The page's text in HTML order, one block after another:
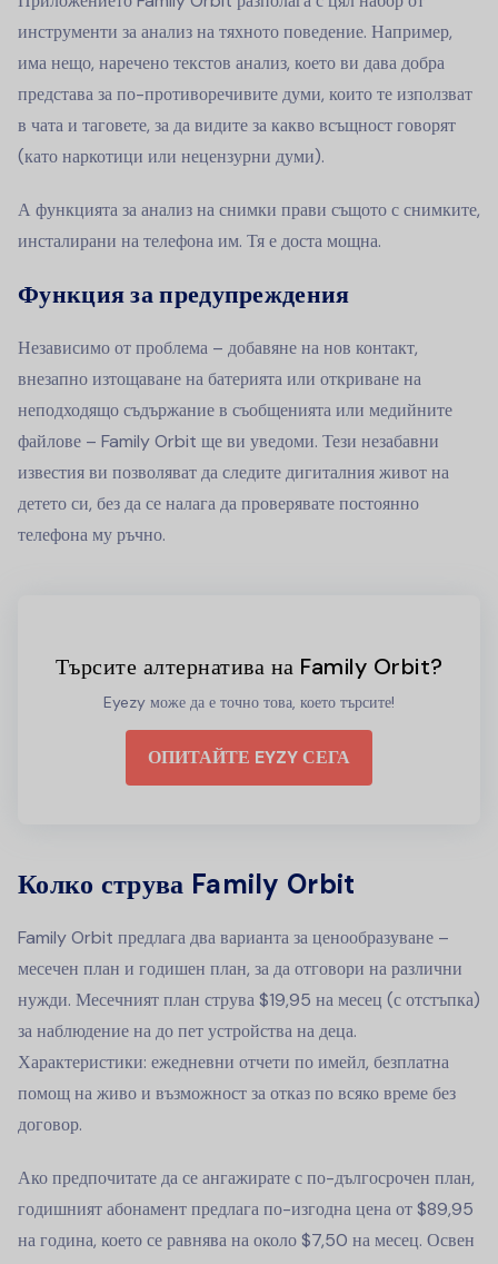
инструменти за анализ на тяхното поведение. Например,
има нещо, наречено текстов анализ, което ви дава добра
представа за по-противоречивите думи, които те използват
в чата и таговете, за да видите за какво всъщност говорят
(като наркотици или нецензурни думи).
А функцията за анализ на снимки прави същото с снимките,
инсталирани на телефона им. Тя е доста мощна.
Функция за предупреждения
Независимо от проблема – добавяне на нов контакт,
внезапно изтощаване на батерията или откриване на
неподходящо съдържание в съобщенията или медийните
файлове – Family Orbit ще ви уведоми. Тези незабавни
известия ви позволяват да следите дигиталния живот на
детето си, без да се налага да проверявате постоянно
телефона му ръчно.
Търсите алтернатива на Family Orbit?
Eyezy може да е точно това, което търсите!
ОПИТАЙТЕ EYZY СЕГА
Колко струва Family Orbit
Family Orbit предлага два варианта за ценообразуване –
месечен план и годишен план, за да отговори на различни
нужди. Месечният план струва $19,95 на месец (с отстъпка)
за наблюдение на до пет устройства на деца.
Характеристики: ежедневни отчети по имейл, безплатна
помощ на живо и възможност за отказ по всяко време без
договор.
Ако предпочитате да се ангажирате с по-дългосрочен план,
годишният абонамент предлага по-изгодна цена от $89,95
на година, което се равнява на около $7,50 на месец. Освен